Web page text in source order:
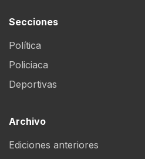
Secciones
Política
Policiaca
Deportivas
Archivo
Ediciones anteriores